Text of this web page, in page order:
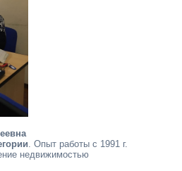
. Опыт работы с 1991 г.
недвижимостью